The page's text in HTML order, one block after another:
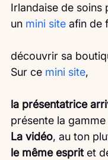
Irlandaise de soins
un mini site afin de
découvrir sa
Sur ce mini site,
la présentatrice
présente la
La vidéo, au ton
le même esprit et